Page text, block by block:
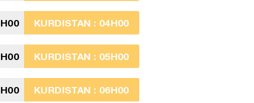
KURDISTAN : 04H00
KURDISTAN : 05H00
KURDISTAN : 06H00